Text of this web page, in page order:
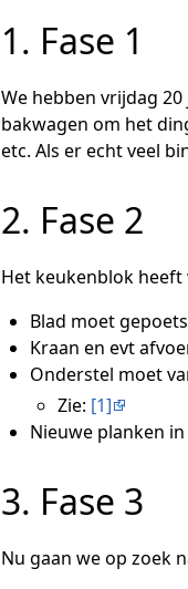
1. Fase 1
We hebben vrijdag
bakwagen om het
etc. Als er echt veel
2. Fase 2
Het keukenblok
Blad moet
Kraan en evt
Onderstel moet
Zie: [1]
Nieuwe planken
3. Fase 3
Nu gaan we op zoek